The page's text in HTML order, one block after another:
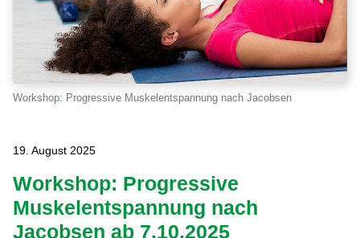
Workshop: Progressive Muskelentspannung nach Jacobsen
19. August 2025
Workshop: Progressive
Muskelentspannung nach
Jacobsen ab 7.10.2025